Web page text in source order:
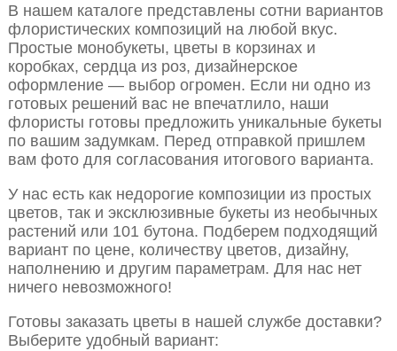
В нашем каталоге представлены сотни вариантов
флористических композиций на любой вкус.
Простые монобукеты, цветы в корзинах и
коробках, сердца из роз, дизайнерское
оформление — выбор огромен. Если ни одно из
готовых решений вас не впечатлило, наши
флористы готовы предложить уникальные букеты
по вашим задумкам. Перед отправкой пришлем
вам фото для согласования итогового варианта.
У нас есть как недорогие композиции из простых
цветов, так и эксклюзивные букеты из необычных
растений или 101 бутона. Подберем подходящий
вариант по цене, количеству цветов, дизайну,
наполнению и другим параметрам. Для нас нет
ничего невозможного!
Готовы заказать цветы в нашей службе доставки?
Выберите удобный вариант: